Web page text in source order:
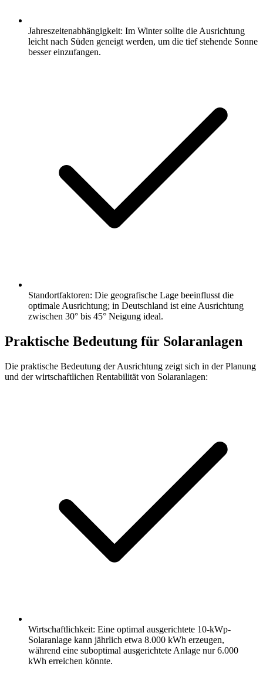
Jahreszeitenabhängigkeit: Im Winter sollte die Ausrichtung
leicht nach Süden geneigt werden, um die tief stehende Sonne
besser einzufangen.
Standortfaktoren: Die geografische Lage beeinflusst die
optimale Ausrichtung; in Deutschland ist eine Ausrichtung
zwischen 30° bis 45° Neigung ideal.
Praktische Bedeutung für Solaranlagen
Die praktische Bedeutung der Ausrichtung zeigt sich in der Planung
und der wirtschaftlichen Rentabilität von Solaranlagen:
Wirtschaftlichkeit: Eine optimal ausgerichtete 10-kWp-
Solaranlage kann jährlich etwa 8.000 kWh erzeugen,
während eine suboptimal ausgerichtete Anlage nur 6.000
kWh erreichen könnte.